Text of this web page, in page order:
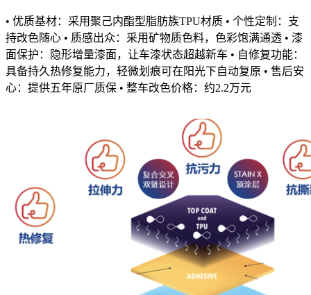
• 优质基材：采用聚己内酯型脂肪族TPU材质 • 个性定制：支
持改色随心 • 质感出众：采用矿物质色料，色彩饱满通透 • 漆
面保护：隐形增量漆面，让车漆状态超越新车 • 自修复功能：
具备持久热修复能力，轻微划痕可在阳光下自动复原 • 售后安
心：提供五年原厂质保 • 整车改色价格：约2.2万元